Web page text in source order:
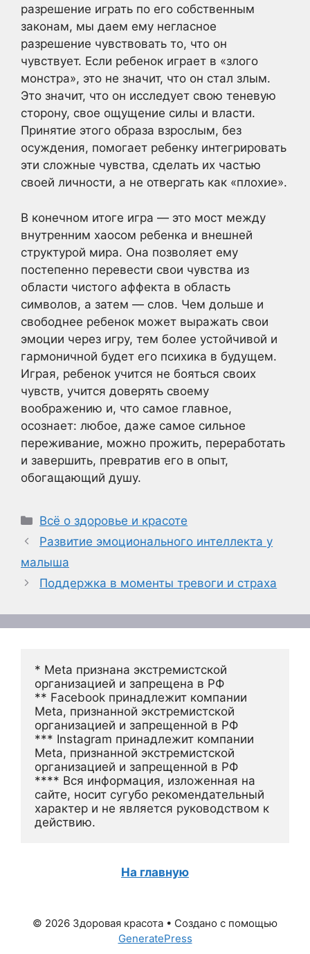
разрешение играть по его собственным
законам, мы даем ему негласное
разрешение чувствовать то, что он
чувствует. Если ребенок играет в «злого
монстра», это не значит, что он стал злым.
Это значит, что он исследует свою теневую
сторону, свое ощущение силы и власти.
Принятие этого образа взрослым, без
осуждения, помогает ребенку интегрировать
эти сложные чувства, сделать их частью
своей личности, а не отвергать как «плохие».
В конечном итоге игра — это мост между
внутренним хаосом ребенка и внешней
структурой мира. Она позволяет ему
постепенно перевести свои чувства из
области чистого аффекта в область
символов, а затем — слов. Чем дольше и
свободнее ребенок может выражать свои
эмоции через игру, тем более устойчивой и
гармоничной будет его психика в будущем.
Играя, ребенок учится не бояться своих
чувств, учится доверять своему
воображению и, что самое главное,
осознает: любое, даже самое сильное
переживание, можно прожить, переработать
и завершить, превратив его в опыт,
обогащающий душу.
Рубрики
Всё о здоровье и красоте
Развитие эмоционального интеллекта у
малыша
Поддержка в моменты тревоги и страха
* Meta признана экстремистской
организацией и запрещена в РФ
** Facebook принадлежит компании
Meta, признанной экстремистской
организацией и запрещенной в РФ
*** Instagram принадлежит компании
Meta, признанной экстремистской
организацией и запрещенной в РФ
**** Вся информация, изложенная на
сайте, носит сугубо рекомендательный
характер и не является руководством к
действию.
На главную
© 2026 Здоровая красота • Создано с помощью
GeneratePress